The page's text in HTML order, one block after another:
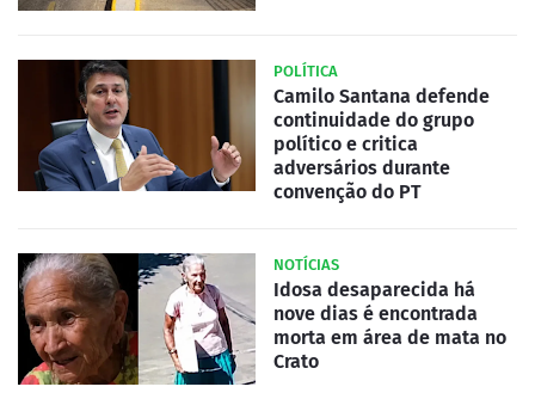
POLÍTICA
Camilo Santana defende
continuidade do grupo
político e critica
adversários durante
convenção do PT
NOTÍCIAS
Idosa desaparecida há
nove dias é encontrada
morta em área de mata no
Crato